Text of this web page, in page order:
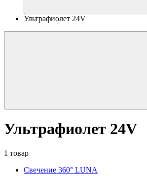
Ультрафиолет 24V
Ультрафиолет 24V
1 товар
Свечение 360° LUNA